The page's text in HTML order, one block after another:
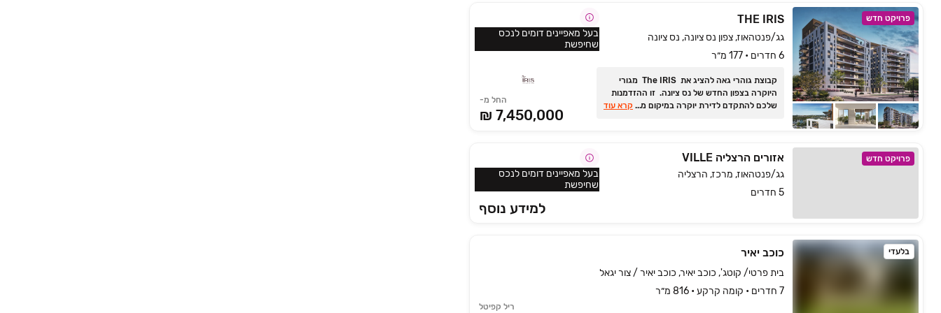
פרויקט חדש THE IRIS
גג/פנטהאוז, צפון נס ציונה, נס ציונה
6 חדרים • 177 מ״ר
קבוצת גוהרי גאה להציג את The IRIS מגורי
היוקרה בצפון החדש של נס ציונה. זו ההזדמנות
שלכם להתקדם לדירת יוקרה במיקום מדויק מול
... קרא עוד
החל מ-
7,450,000 ₪
בעל מאפיינים דומים לנכס
שחיפשת
פרויקט חדש אזורים הרצליה VILLE
גג/פנטהאוז, מרכז, הרצליה
5 חדרים
למידע נוסף
בעל מאפיינים דומים לנכס
שחיפשת
בלעדי
ריל קפיטל
כוכב יאיר
בית פרטי/ קוטג', כוכב יאיר, כוכב יאיר / צור יגאל
7 חדרים • קומה ‎קרקע‏ • 816 מ״ר